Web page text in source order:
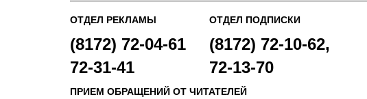
ОТДЕЛ РЕКЛАМЫ
(8172) 72-04-61
72-31-41
ОТДЕЛ ПОДПИСКИ
(8172) 72-10-62,
72-13-70
ПРИЕМ ОБРАЩЕНИЙ ОТ ЧИТАТЕЛЕЙ